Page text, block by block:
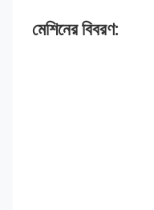
মেশিনের বিবরণ: